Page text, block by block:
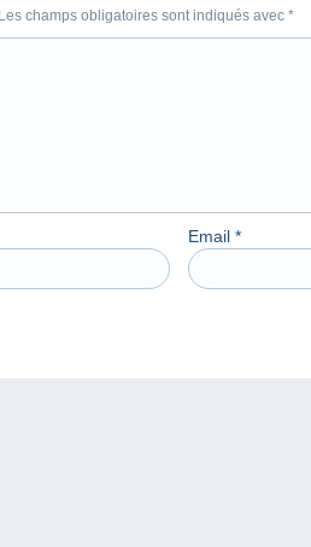
champs obligatoires sont indiqués avec *
Email *